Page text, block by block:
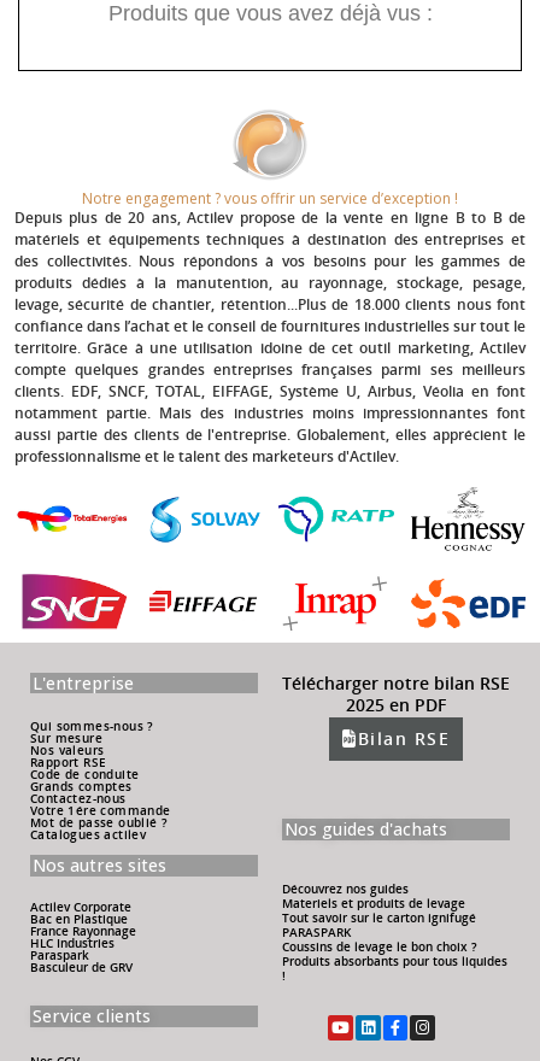
Produits que vous avez déjà vus :
Notre engagement ? vous offrir un service d’exception !​
Depuis plus de 20 ans, Actilev propose de la vente en ligne B to B de
matériels et équipements techniques à destination des entreprises et
des collectivités. Nous répondons à vos besoins pour les gammes de
produits dédiés à la manutention, au rayonnage, stockage, pesage,
levage, sécurité de chantier, rétention...Plus de 18.000 clients nous font
confiance dans l’achat et le conseil de fournitures industrielles sur tout le
territoire. Grâce à une utilisation idoine de cet outil marketing, Actilev
compte quelques grandes entreprises françaises parmi ses meilleurs
clients. EDF, SNCF, TOTAL, EIFFAGE, Système U, Airbus, Véolia en font
notamment partie. Mais des industries moins impressionnantes font
aussi partie des clients de l'entreprise. Globalement, elles apprécient le
professionnalisme et le talent des marketeurs d'Actilev.
L'entreprise
Qui sommes-nous ?
Sur mesure
Nos valeurs
Rapport RSE
Code de conduite
Grands comptes
Contactez-nous
Votre 1ére commande
Mot de passe oublié ?
Catalogues actilev
Télécharger notre bilan RSE
2025 en PDF
Bilan RSE
Nos autres sites
Actilev Corporate
Bac en Plastique
France Rayonnage
HLC Industries
Paraspark
Basculeur de GRV
Nos guides d'achats
Découvrez nos guides
Materiels et produits de levage
Tout savoir sur le carton ignifugé
PARASPARK
Coussins de levage le bon choix ?
Produits absorbants pour tous liquides
!
Service clients